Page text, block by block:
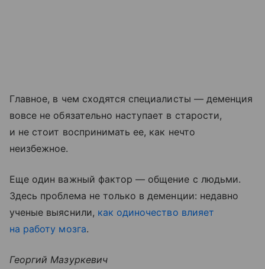
Главное, в чем сходятся специалисты — деменция
вовсе не обязательно наступает в старости,
и не стоит воспринимать ее, как нечто
неизбежное.
Еще один важный фактор — общение с людьми.
Здесь проблема не только в деменции: недавно
ученые выяснили, как одиночество влияет
на работу мозга.
Георгий Мазуркевич